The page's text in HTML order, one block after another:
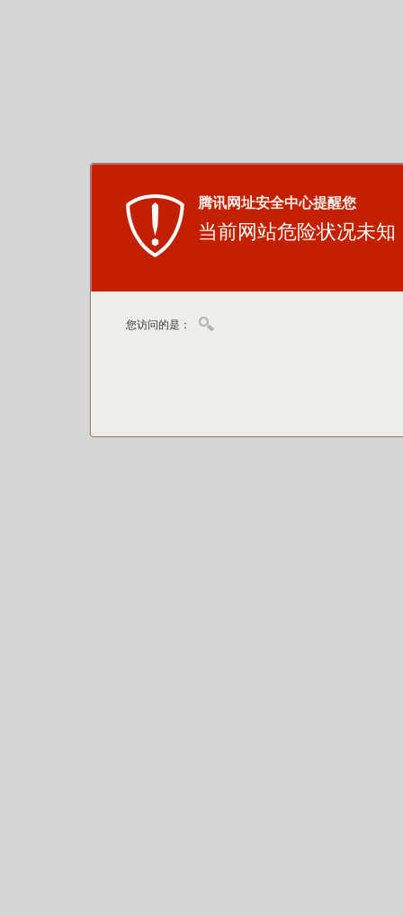
腾讯网址安全中心提醒您
当前网站危险状况未知
您访问的是：